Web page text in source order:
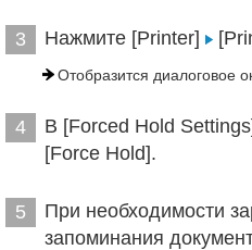
3 Нажмите [Printer]
Отобразится диалоговое
4
В [Forced Hold
[Force Hold].
5
При необходимости
запоминания